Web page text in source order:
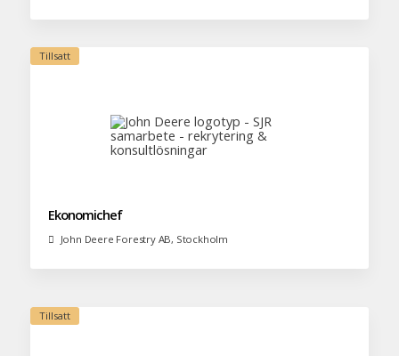
Ekonomichef
John Deere Forestry AB, Stockholm